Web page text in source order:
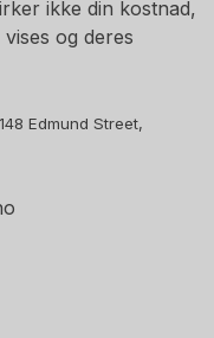
ikke din kostnad,
og deres
Edmund Street,